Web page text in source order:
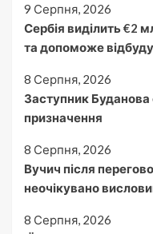
9 Серпня, 2026
Сербія виділить €2
та допоможе
8 Серпня, 2026
Заступник
призначення
8 Серпня, 2026
Вучич після
неочікувано
8 Серпня, 2026